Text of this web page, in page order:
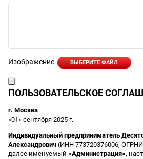
Изображение ВЫБЕРИТЕ ФАЙЛ
ПОЛЬЗОВАТЕЛЬСКОЕ
г. Москва
«01» сентября 2025 г.
Индивидуальный предприниматель
Александрович (ИНН 773720376006,
далее именуемый «Администрация»,